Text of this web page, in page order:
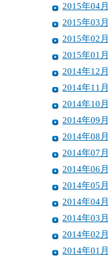
2015年04月
2015年03月
2015年02月
2015年01月
2014年12月
2014年11月
2014年10月
2014年09月
2014年08月
2014年07月
2014年06月
2014年05月
2014年04月
2014年03月
2014年02月
2014年01月